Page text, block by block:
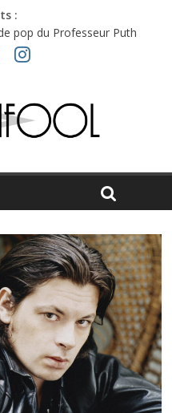
:
pop du Professeur Puth
de musique indépendant
et émotions en hausse
entre chaleur et bonne
: entre bière, métal et